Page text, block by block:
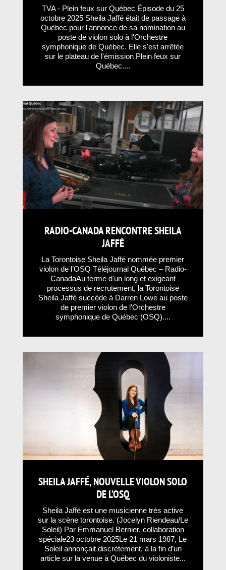
TVA - Plein feux sur Québec Épisode du 25
octobre 2025 Sheila Jaffé était de passage à
Québec pour l'annonce de sa nomination au
poste de violon solo à l'Orchestre
symphonique de Québec. Elle s'est arrêtée
sur le plateau de l'émission Plein feux sur
Québec....
RADIO-CANADA RENCONTRE SHEILA
JAFFÉ
La Torontoise Sheila Jaffé nommée premier
violon de l’OSQ Téléjournal Québec – Radio-
CanadaAu terme d'un long et exigeant
processus de recrutement, la Torontoise
Sheila Jaffé succède à Darren Lowe au poste
de premier violon de l'Orchestre
symphonique de Québec (OSQ)....
SHEILA JAFFÉ, NOUVELLE VIOLON SOLO
DE L’OSQ
Sheila Jaffé est une musicienne très active
sur la scène torontoise. (Jocelyn Riendeau/Le
Soleil) Par Emmanuel Bernier, collaboration
spéciale23 octobre 2025Le 21 mars 1987, Le
Soleil annonçait discrètement, à la fin d’un
article sur la venue à Québec du violoniste...